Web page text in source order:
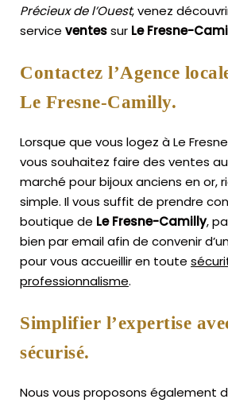
Précieux de l’Ouest, venez
service ventessur Le Fresne-
Contactez l’Agence
Le Fresne-Camilly.
Lorsque que vous logez à Le
vous souhaitez faire des ventes
marché pour bijoux anciens en or,
simple. Il vous suffit de prendre
boutique de Le Fresne-Camilly,
bien par email afin de convenir
pour vous accueillir en toute
professionnalisme.
Simplifier l’expertise
sécurisé.
Nous vous proposons également